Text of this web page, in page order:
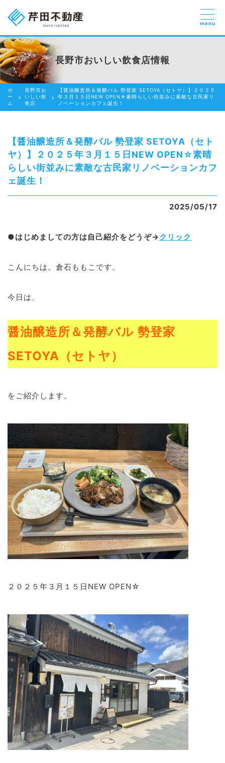
売りたい
貸したい方
依頼する
借りたい
買いたい
賃貸管理のご提案
芹田不動産の強み
お部屋探し専用LINEはこちら
menu
長野市おいしい飲食店情報
ホ
ー
ム
長野市お
いしい飲
食店
【醤油醸造所＆発酵バル 勢登家 SETOYA（セトヤ）】２０２５
年３月１５日NEW OPEN☆素晴らしい街並みに素敵な古民家リ
ノベーションカフェ誕生！
【醤油醸造所＆発酵バル 勢登家 SETOYA（セト
ヤ）】２０２５年３月１５日NEW OPEN☆素晴
らしい街並みに素敵な古民家リノベーションカフ
ェ誕生！
2025/05/17
●はじめましての方は自己紹介をどうぞ→クリック
こんにちは。倉石ももこです。
今日は、
醤油醸造所＆発酵バル 勢登家
SETOYA（セトヤ）
をご紹介します。
２０２５年３月１５日NEW OPEN☆